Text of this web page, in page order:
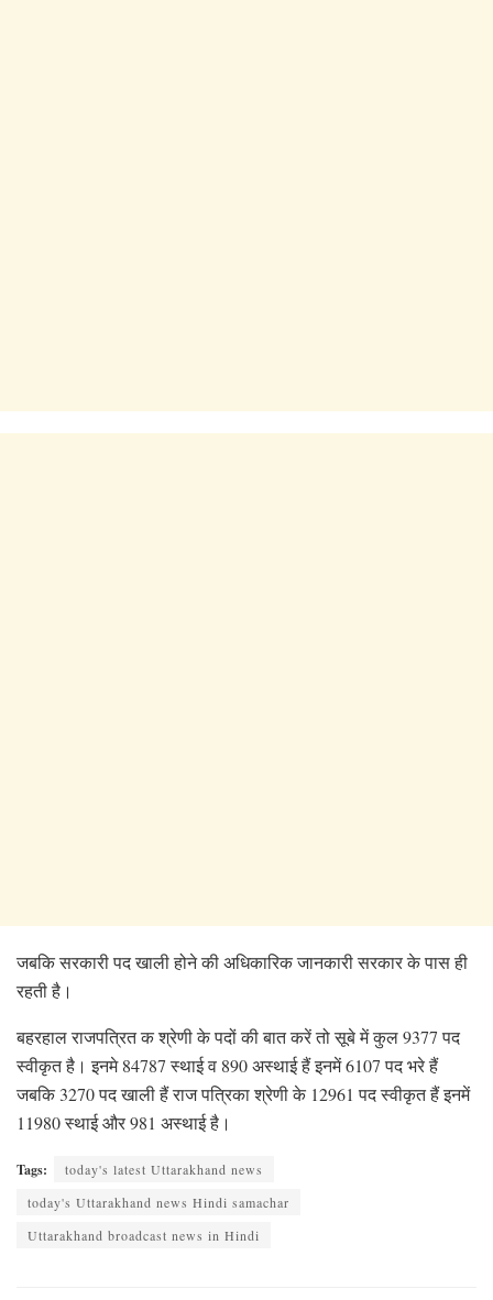
जबकि सरकारी पद खाली होने की अधिकारिक जानकारी सरकार के पास ही
रहती है।
बहरहाल राजपत्रित क श्रेणी के पदों की बात करें तो सूबे में कुल 9377 पद
स्वीकृत है। इनमे 84787 स्थाई व 890 अस्थाई हैं इनमें 6107 पद भरे हैं
जबकि 3270 पद खाली हैं राज पत्रिका श्रेणी के 12961 पद स्वीकृत हैं इनमें
11980 स्थाई और 981 अस्थाई है।
Tags:
today's latest Uttarakhand news
today's Uttarakhand news Hindi samachar
Uttarakhand broadcast news in Hindi